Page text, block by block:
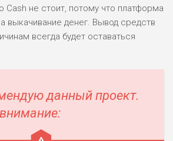
Cash не стоит, потому что платформа
выкачивание денег. Вывод средств
всегда будет оставаться
данный проект.